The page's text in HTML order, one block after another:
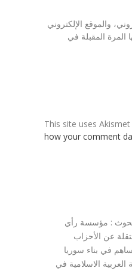
والموقع الإلكتروني
المرة المقبلة في
This site uses
how your comment
: مؤسسة رأي
عن الأحزاب
في بناء سوريا
العربية الاسلامية في